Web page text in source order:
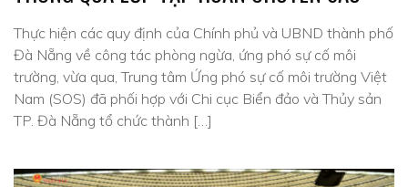
Thực hiện các quy định của Chính phủ và UBND thành phố
Đà Nẵng về công tác phòng ngừa, ứng phó sự cố môi
trường, vừa qua, Trung tâm Ứng phó sự cố môi trường Việt
Nam (SOS) đã phối hợp với Chi cục Biển đảo và Thủy sản
TP. Đà Nẵng tổ chức thành […]